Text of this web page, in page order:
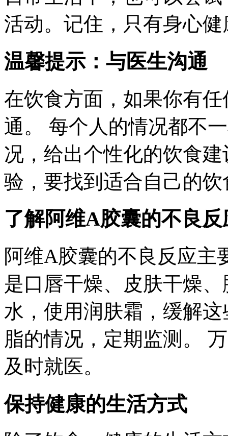
活动。记住，只有身心
温馨提示：与医生沟通
在饮食方面，如果你有
通。 每个人的情况都不
况，给出个性化的饮食
验，要找到适合自己的
了解阿维A胶囊的不良
阿维A胶囊的不良反应主
是口唇干燥、皮肤干燥
水，使用润肤霜，缓解
脂的情况，定期监测。
及时就医。
保持健康的生活方式